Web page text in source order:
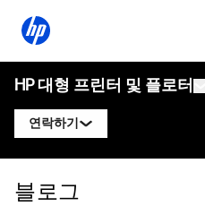
HP 대형 프린터 및 플로터
연락하기
HP 디자인젯 전문가에게 문의
HP DesignJet 기술 플로터
솔루션 및 서비스
블로그
Filter category